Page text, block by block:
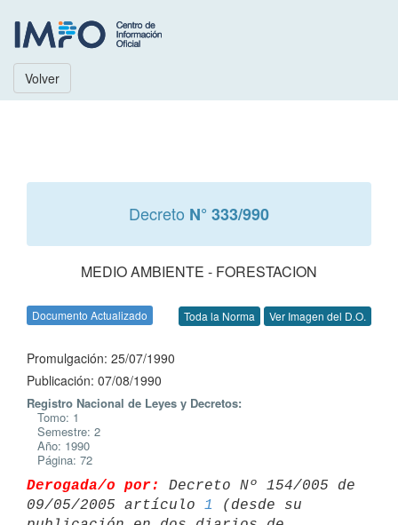
Volver
Decreto N° 333/990
MEDIO AMBIENTE - FORESTACION
Documento Actualizado Toda la Norma Ver Imagen del D.O.
Promulgación: 25/07/1990
Publicación: 07/08/1990
Registro Nacional de Leyes y Decretos:
Tomo: 1
Semestre: 2
Año: 1990
Página: 72
Derogada/o por:
Decreto Nº 154/005 de
09/05/2005 artículo 1
(desde su